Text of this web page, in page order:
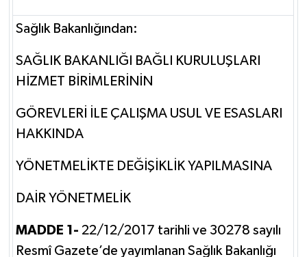
Sağlık Bakanlığından:
SAĞLIK BAKANLIĞI BAĞLI KURULUŞLARI
HİZMET BİRİMLERİNİN
GÖREVLERİ İLE ÇALIŞMA USUL VE ESASLARI
HAKKINDA
YÖNETMELİKTE DEĞİŞİKLİK YAPILMASINA
DAİR YÖNETMELİK
MADDE 1- 22/12/2017 tarihli ve 30278 sayılı
Resmî Gazete’de yayımlanan Sağlık Bakanlığı